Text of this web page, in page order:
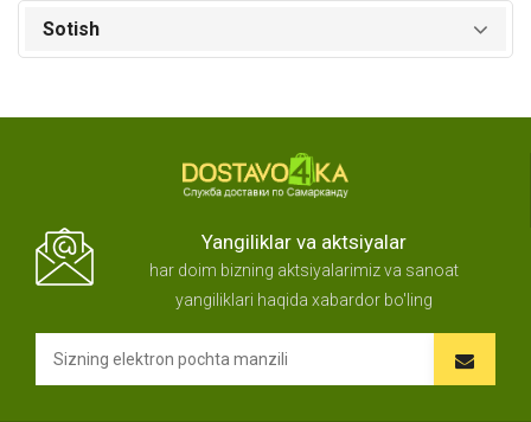
Sotish
Yangiliklar va aktsiyalar
har doim bizning aktsiyalarimiz va sanoat
yangiliklari haqida xabardor bo'ling